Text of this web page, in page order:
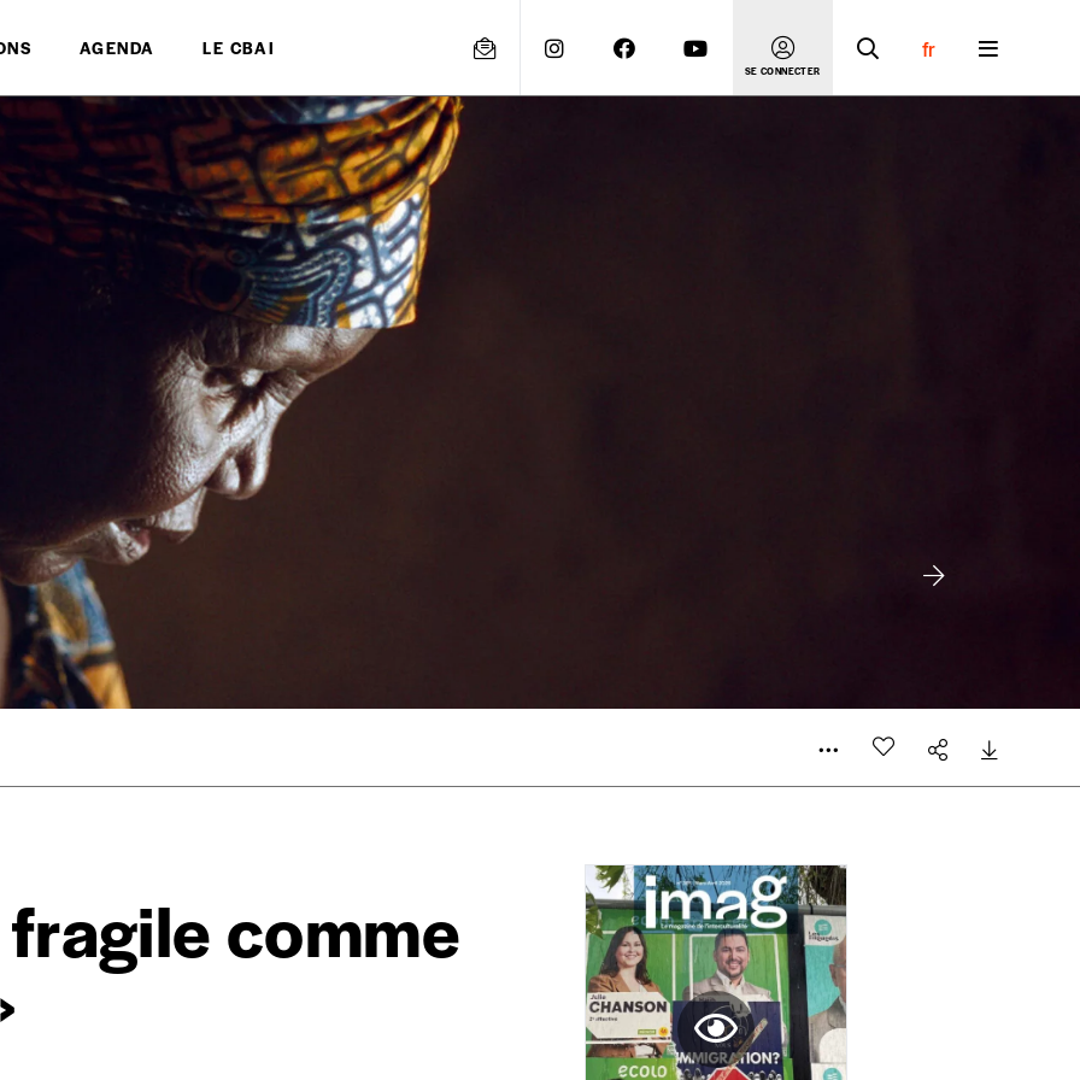
AGENDA LE CBAI
SE CONNECTER
fr
fragile comme
est proposé àPRIX LIBRE.
indicatif. De cette manière, vous soutenez le travail de l’équipe de rédaction selon vos moyens et vos motivations.
au numéro.
papier ou numérique.
avec en communication le numéro de la commande renseigné dans le mail de confirmation et